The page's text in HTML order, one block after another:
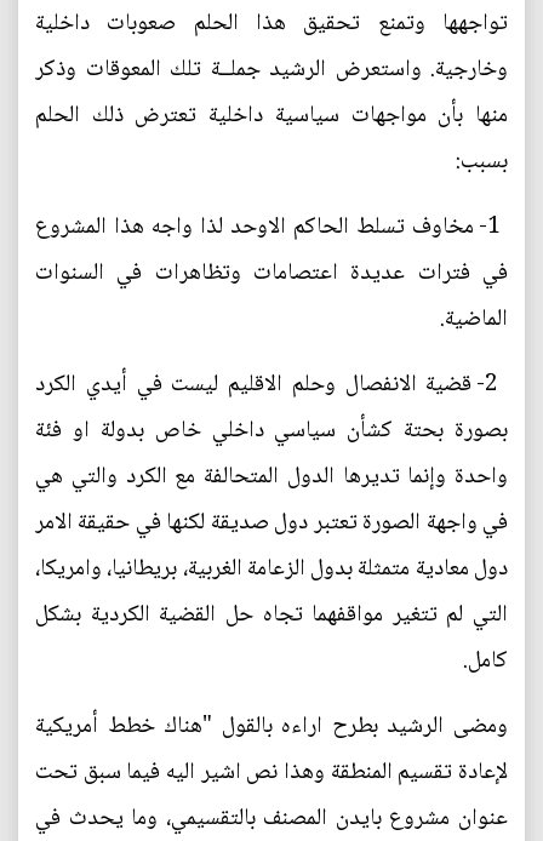
تواجهها وتمنع تحقيق هذا الحلم صعوبات داخلية
وخارجية. واستعرض الرشيد جملــة تلك المعوقات وذكر
منها بأن مواجهات سياسية داخلية تعترض ذلك الحلم
بسبب:
1- مخاوف تسلط الحاكم الاوحد لذا واجه هذا المشروع
في فترات عديدة اعتصامات وتظاهرات في السنوات
الماضية.
2- قضية الانفصال وحلم الاقليم ليست في أيدي الكرد
بصورة بحتة كشأن سياسي داخلي خاص بدولة او فئة
واحدة وإنما تديرها الدول المتحالفة مع الكرد والتي هي
في واجهة الصورة تعتبر دول صديقة لكنها في حقيقة الامر
دول معادية متمثلة بدول الزعامة الغربية، بريطانيا، وامريكا،
التي لم تتغير مواقفهما تجاه حل القضية الكردية بشكل
كامل.
ومضى الرشيد بطرح اراءه بالقول "هناك خطط أمريكية
لإعادة تقسيم المنطقة وهذا نص اشير اليه فيما سبق تحت
عنوان مشروع بايدن المصنف بالتقسيمي، وما يحدث في